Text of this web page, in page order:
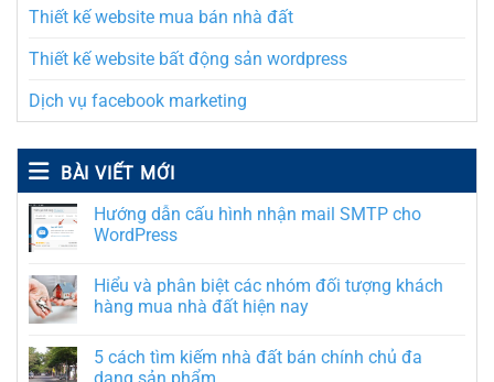
Thiết kế website mua bán nhà đất
Thiết kế website bất động sản wordpress
Dịch vụ facebook marketing
BÀI VIẾT MỚI
Hướng dẫn cấu hình nhận mail SMTP cho
WordPress
Hiểu và phân biệt các nhóm đối tượng khách
hàng mua nhà đất hiện nay
5 cách tìm kiếm nhà đất bán chính chủ đa
dạng sản phẩm